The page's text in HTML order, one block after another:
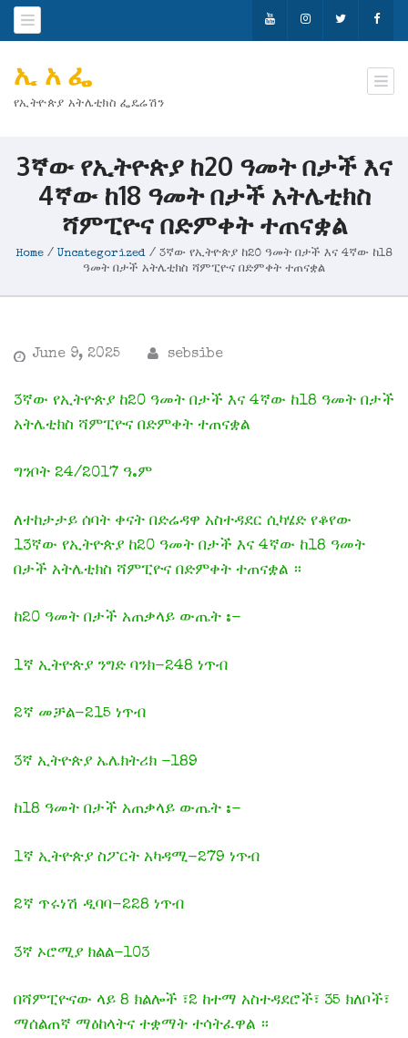
ኢ አ ፌ
የኢትዮጵያ አትሌቲክስ ፌዴሬሽን
3ኛው የኢትዮጵያ ከ20 ዓመት በታች እና
4ኛው ከ18 ዓመት በታች አትሌቲክስ
ሻምፒዮና በድምቀት ተጠናቋል
Home / Uncategorized / 3ኛው የኢትዮጵያ ከ20 ዓመት በታች እና 4ኛው ከ18
ዓመት በታች አትሌቲክስ ሻምፒዮና በድምቀት ተጠናቋል
June 9, 2025 sebsibe
3ኛው የኢትዮጵያ ከ20 ዓመት በታች እና 4ኛው ከ18 ዓመት በታች
አትሌቲክስ ሻምፒዮና በድምቀት ተጠናቋል
ግንቦት 24/2017 ዓ.ም
ለተከታታይ ሰባት ቀናት በድሬዳዋ አስተዳደር ሲካሄድ የቆየው
13ኛው የኢትዮጵያ ከ20 ዓመት በታች እና 4ኛው ከ18 ዓመት
በታች አትሌቲክስ ሻምፒዮና በድምቀት ተጠናቋል ።
ከ20 ዓመት በታች አጠቃላይ ውጤት :-
1ኛ ኢትዮጵያ ንግድ ባንክ-248 ነጥብ
2ኛ መቻል-215 ነጥብ
3ኛ ኢትዮጵያ ኤሌክትሪክ -189
ከ18 ዓመት በታች አጠቃላይ ውጤት :-
1ኛ ኢትዮጵያ ስፖርት አካዳሚ-279 ነጥብ
2ኛ ጥሩነሽ ዲባባ-228 ነጥብ
3ኛ ኦሮሚያ ክልል-103
በሻምፒዮናው ላይ 8 ክልሎች ፣2 ከተማ አስተዳደሮች፣ 35 ክለቦች፣
ማሰልጠኛ ማዕከላትና ተቋማት ተሳትፈዋል ።